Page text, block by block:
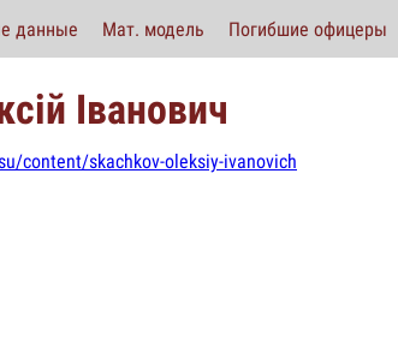
данные Мат. модель Погибшие офицеры
Іванович
content/skachkov-oleksiy-ivanovich